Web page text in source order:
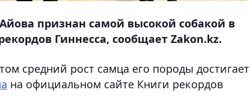
признан самой высокой собакой в
Гиннесса, сообщает Zakon.kz.
средний рост самца его породы достигает
на официальном сайте Книги рекордов